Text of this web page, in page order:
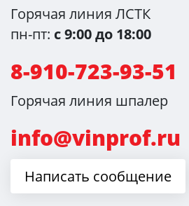
Горячая линия ЛСТК
пн-пт: с 9:00 до 18:00
8-910-723-93-51
Горячая линия шпалер
info@vinprof.ru
Написать сообщение